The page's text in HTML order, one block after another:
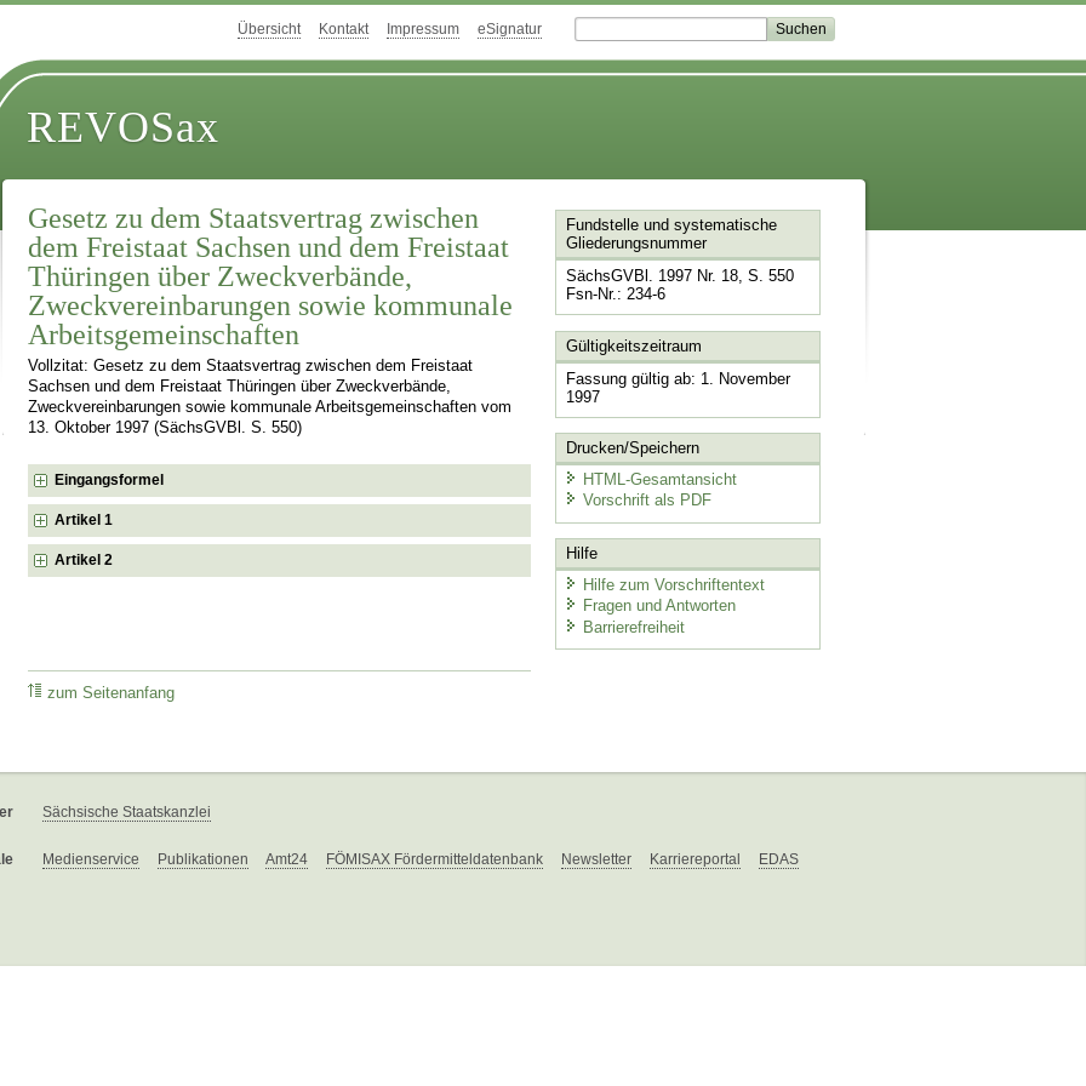
Übersicht Kontakt Impressum eSignatur
REVOSax
Gesetz zu dem Staatsvertrag zwischen
dem Freistaat Sachsen und dem Freistaat
Thüringen über Zweckverbände,
Zweckvereinbarungen sowie kommunale
Arbeitsgemeinschaften
Vollzitat: Gesetz zu dem Staatsvertrag zwischen dem Freistaat
Sachsen und dem Freistaat Thüringen über Zweckverbände,
Zweckvereinbarungen sowie kommunale Arbeitsgemeinschaften vom
13. Oktober 1997 (SächsGVBl. S. 550)
Eingangsformel
Artikel 1
Artikel 2
zum Seitenanfang
Fundstelle und systematische
Gliederungsnummer
SächsGVBl. 1997 Nr. 18, S. 550
Fsn-Nr.: 234-6
Gültigkeitszeitraum
Fassung gültig ab: 1. November
1997
Drucken/Speichern
HTML-Gesamtansicht
Vorschrift als PDF
Hilfe
Hilfe zum Vorschriftentext
Fragen und Antworten
Barrierefreiheit
Sächsische Staatskanzlei
Medienservice Publikationen Amt24 FÖMISAX Fördermitteldatenbank Newsletter Karriereportal EDAS